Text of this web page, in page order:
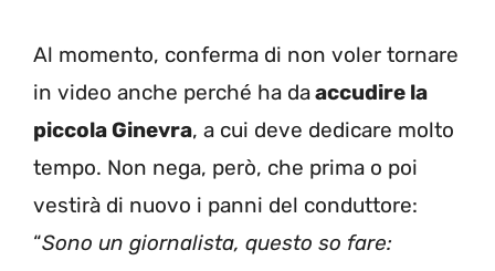
Al momento, conferma di non voler tornare
in video anche perché ha daaccudire la
piccola Ginevra, a cui deve dedicare molto
tempo. Non nega, però, che prima o poi
vestirà di nuovo i panni del conduttore:
“Sono un giornalista, questo so fare: